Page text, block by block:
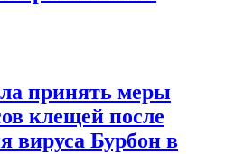
принять меры
клещей после
вируса Бурбон в